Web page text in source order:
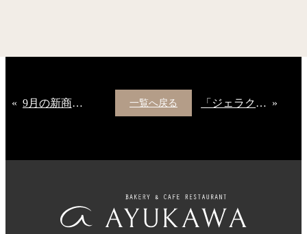
« 9月の新商品のご案内 一覧へ戻る 「ジェラクロワッサン」がリニューアルして新登場 »